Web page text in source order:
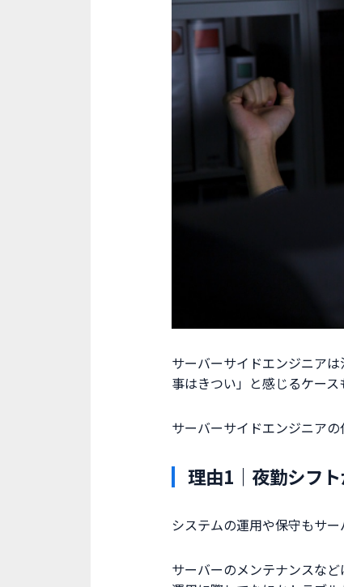
サーバーサイドエンジニア
事はきつい」と感じるケース
サーバーサイドエンジニア
理由1｜夜勤シフ
システムの運用や保守もサ
サーバーのメンテナンスな